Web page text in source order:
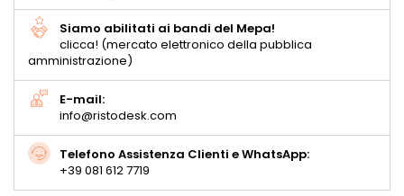
Siamo abilitati ai bandi del Mepa!
clicca! (mercato elettronico della pubblica
amministrazione)
E-mail:
info@ristodesk.com
Telefono Assistenza Clienti e WhatsApp:
+39 081 612 7719